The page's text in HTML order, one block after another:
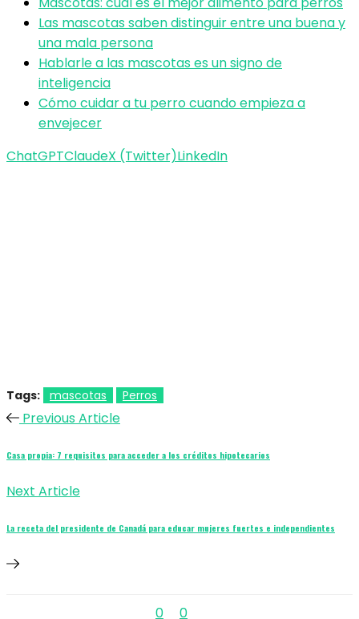
Las mascotas saben distinguir entre una buena y
una mala persona
Hablarle a las mascotas es un signo de
inteligencia
Cómo cuidar a tu perro cuando empieza a
envejecer
ChatGPTClaudeX (Twitter)LinkedIn
Tags: mascotas Perros
Previous Article
Casa propia: 7 requisitos para acceder a los créditos hipotecarios
Next Article
La receta del presidente de Canadá para educar mujeres fuertes e independientes
0 0